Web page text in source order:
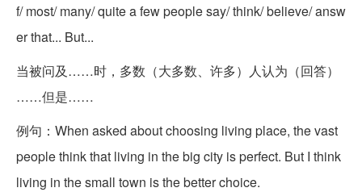
f/ most/ many/ quite a few people say/ think/ believe/ answ
er that... But...
当被问及……时，多数（大多数、许多）人认为（回答）
……但是……
例句：When asked about choosing living place, the vast
people think that living in the big city is perfect. But I think
living in the small town is the better choice.